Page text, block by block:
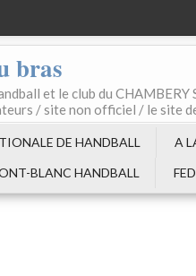
bras
et le club du
/ site non officiel / le site
DE HANDBALL
A
BLANC HANDBALL